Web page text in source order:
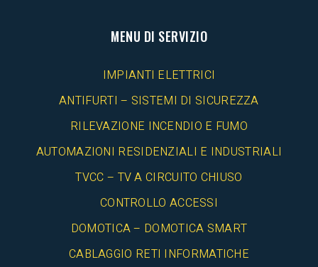
MENU DI SERVIZIO
IMPIANTI ELETTRICI
ANTIFURTI – SISTEMI DI SICUREZZA
RILEVAZIONE INCENDIO E FUMO
AUTOMAZIONI RESIDENZIALI E INDUSTRIALI
TVCC – TV A CIRCUITO CHIUSO
CONTROLLO ACCESSI
DOMOTICA – DOMOTICA SMART
CABLAGGIO RETI INFORMATICHE